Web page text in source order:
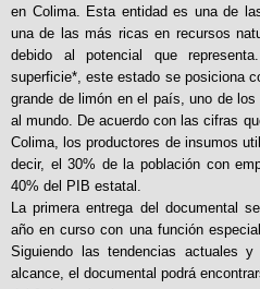
en Colima. Esta entidad es una de
una de las más ricas en recursos
debido al potencial que
superficie*, este estado se posiciona
grande de limón en el país, uno de
al mundo. De acuerdo con las cifras
Colima, los productores de insumos
decir, el 30% de la población con
40% del PIB estatal.
La primera entrega del documental
año en curso con una función
Siguiendo las tendencias actuales
alcance, el documental podrá